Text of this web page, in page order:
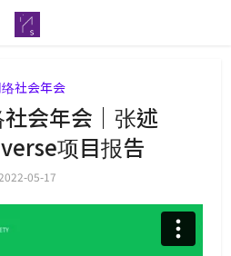
社会年会
会年会｜张述
项目报告
05-17